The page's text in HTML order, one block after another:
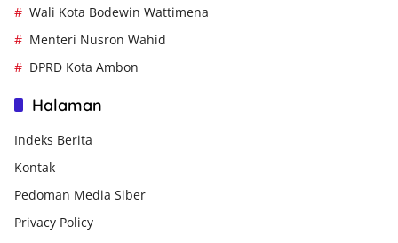
Wali Kota Bodewin Wattimena
Menteri Nusron Wahid
DPRD Kota Ambon
Halaman
Indeks Berita
Kontak
Pedoman Media Siber
Privacy Policy